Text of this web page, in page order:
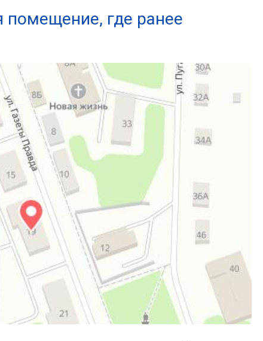
помещение, где ранее